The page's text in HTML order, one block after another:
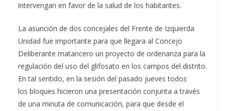
intervengan en favor de la salud de los habitantes.
La asunción de dos concejales del Frente de Izquierda
Unidad fue importante para que llegara al Concejo
Deliberante matancero un proyecto de ordenanza para la
regulación del uso del glifosato en los campos del distrito.
En tal sentido, en la sesión del pasado jueves todos
los bloques hicieron una presentación conjunta a través
de una minuta de comunicación, para que desde el